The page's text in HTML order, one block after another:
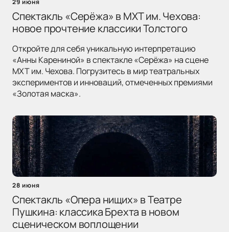
29 июня
Спектакль «Серёжа» в МХТ им. Чехова:
новое прочтение классики Толстого
Откройте для себя уникальную интерпретацию
«Анны Карениной» в спектакле «Серёжа» на сцене
МХТ им. Чехова. Погрузитесь в мир театральных
экспериментов и инноваций, отмеченных премиями
«Золотая маска».
28 июня
Спектакль «Опера нищих» в Театре
Пушкина: классика Брехта в новом
сценическом воплощении